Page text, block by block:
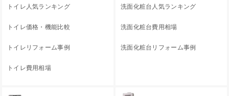
トイレ人気ランキング
トイレ価格・機能比較
トイレリフォーム事例
トイレ費用相場
洗面化粧台人気ランキング
洗面化粧台費用相場
洗面化粧台リフォーム事例